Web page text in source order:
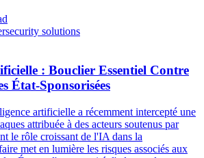
solutions
: Bouclier Essentiel Contre
État-Sponsorisées
artificielle a récemment intercepté une
attribuée à des acteurs soutenus par
le rôle croissant de l'IA dans la
met en lumière les risques associés aux